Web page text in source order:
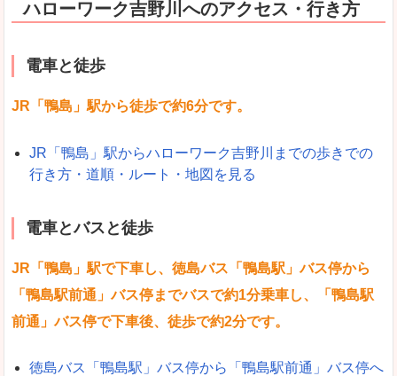
ハローワーク吉野川へのアクセス・行き方
電車と徒歩
JR「鴨島」駅から徒歩で約6分です。
JR「鴨島」駅からハローワーク吉野川までの歩きでの
行き方・道順・ルート・地図を見る
電車とバスと徒歩
JR「鴨島」駅で下車し、徳島バス「鴨島駅」バス停から
「鴨島駅前通」バス停までバスで約1分乗車し、「鴨島駅
前通」バス停で下車後、徒歩で約2分です。
徳島バス「鴨島駅」バス停から「鴨島駅前通」バス停へ